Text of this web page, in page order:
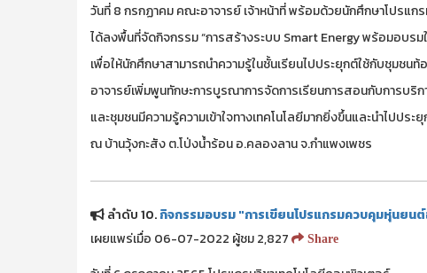
วันที่ 8 กรกฏาคม คณะอาจารย์ เจ้าหน้าที่ พร้อมด้วยนักศึกษาโปรแก
ได้ลงพื้นที่จัดกิจกรรม “การสร้างระบบ Smart Energy พร้อมอบรม
เพื่อให้นักศึกษาสามารถนำความรู้ในชั้นเรียนไปประยุกต์ใช้กับชุมชนท้
อาจารย์เพิ่มพูนทักษะการบูรณาการจัดการเรียนการสอนกับการบริก
และชุมชนมีความรู้ความเข้าใจทางเทคโนโลยีมากยิ่งขึ้นและนำไปประ
ณ บ้านวุ้งกะสัง ต.โป่งน้ำร้อน อ.คลองลาน จ.กำแพงเพชร
ลำดับ 10.กิจกรรมอบรม "การเขียนโปรแกรมควบคุมหุ่นยน
เผยแพร่เมื่อ 06-07-2022 ผู้ชม 2,827
Share